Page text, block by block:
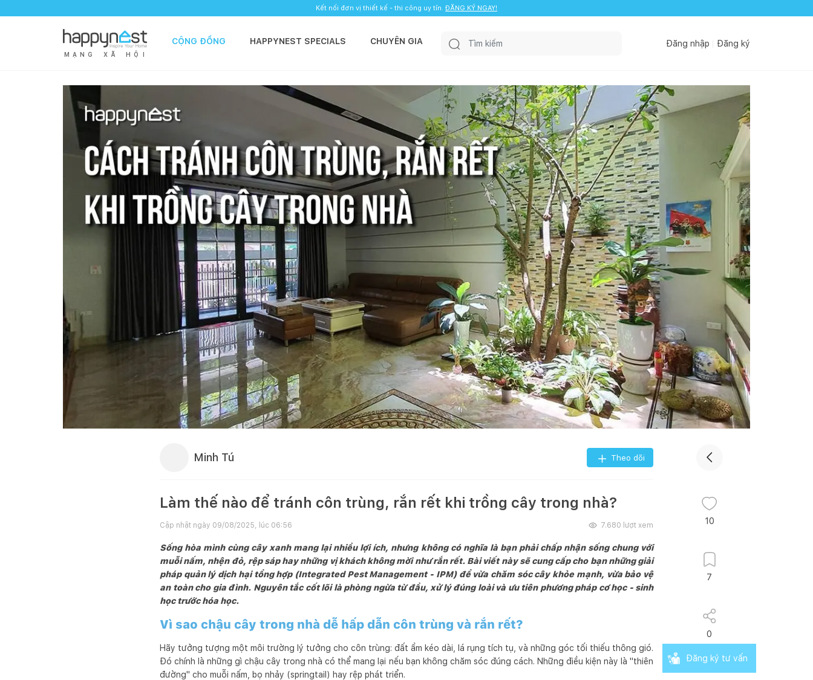
Kết nối đơn vị thiết kế - thi công uy tín. ĐĂNG KÝ NGAY!
M Ạ N G X Ã H Ộ I
CỘNG ĐỒNG HAPPYNEST SPECIALS CHUYÊN GIA Đăng nhập Đăng ký
Minh Tú Theo dõi
Làm thế nào để tránh côn trùng, rắn rết khi trồng cây trong nhà?
Cập nhật ngày 09/08/2025, lúc 06:56 7.680 lượt xem
Sống hòa mình cùng cây xanh mang lại nhiều lợi ích, nhưng không có nghĩa là bạn phải chấp nhận sống chung với
muỗi nấm, nhện đỏ, rệp sáp hay những vị khách không mời như rắn rết. Bài viết này sẽ cung cấp cho bạn những giải
pháp quản lý dịch hại tổng hợp (Integrated Pest Management - IPM) để vừa chăm sóc cây khỏe mạnh, vừa bảo vệ
an toàn cho gia đình. Nguyên tắc cốt lõi là phòng ngừa từ đầu, xử lý đúng loài và ưu tiên phương pháp cơ học - sinh
học trước hóa học.
Vì sao chậu cây trong nhà dễ hấp dẫn côn trùng và rắn rết?
Hãy tưởng tượng một môi trường lý tưởng cho côn trùng: đất ẩm kéo dài, lá rụng tích tụ, và những góc tối thiếu thông gió.
Đó chính là những gì chậu cây trong nhà có thể mang lại nếu bạn không chăm sóc đúng cách. Những điều kiện này là "thiên
đường" cho muỗi nấm, bọ nhảy (springtail) hay rệp phát triển.
10
7
0
Đăng ký tư vấn